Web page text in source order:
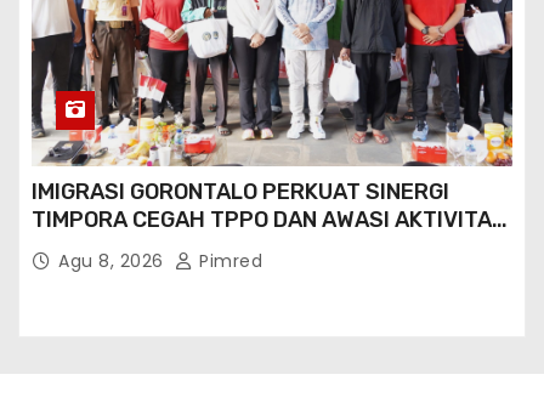
IMIGRASI GORONTALO PERKUAT SINERGI
TIMPORA CEGAH TPPO DAN AWASI AKTIVITAS
ORANG ASING DI GORONTALO UTARA
Agu 8, 2026 Pimred